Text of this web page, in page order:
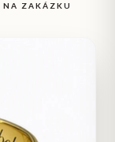
ZAKÁZKU